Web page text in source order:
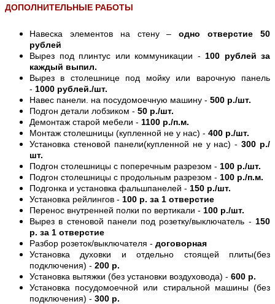
ДОПОЛНИТЕЛЬНЫЕ РАБОТЫ
Навеска элементов на стену –одно отверстие 50
рублей
Вырез под плинтус или коммуникации - 100 рублей за
каждый выпил.
Вырез в столешнице под мойку или варочную панель
- 1000 рублей./шт.
Навес панели. на посудомоечную машину - 500 р./шт.
Подгон детали лобзиком - 50 р./шт.
Демонтаж старой мебели - 1100 р./п.м.
Монтаж столешницы (купленной не у нас) - 400 р./шт.
Установка стеновой панели(купленной не у нас) -300 р./
шт.
Подгон столешницы с поперечным разрезом - 100 р./шт.
Подгон столешницы с продольным разрезом - 100 р./п.м.
Подгонка и установка фальшпанелей - 150 р./шт.
Установка рейлингов - 100 р. за 1 отверстие
Перенос внутренней полки по вертикали - 100 р./шт.
Вырез в стеновой панели под розетку/выключатель - 150
р. за 1 отверстие
Разбор розеток/выключателя - договорная
Установка духовки и отдельно стоящей плиты(без
подключения) - 200 р.
Установка вытяжки (без установки воздуховода) - 600 р.
Установка посудомоечной или стиральной машины (без
подключения) - 300 р.